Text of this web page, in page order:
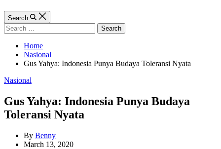
Search
Search
for:
Home
Nasional
Gus Yahya: Indonesia Punya Budaya Toleransi Nyata
Categories
Nasional
Gus Yahya: Indonesia Punya Budaya
Toleransi Nyata
By Benny
March 13, 2020